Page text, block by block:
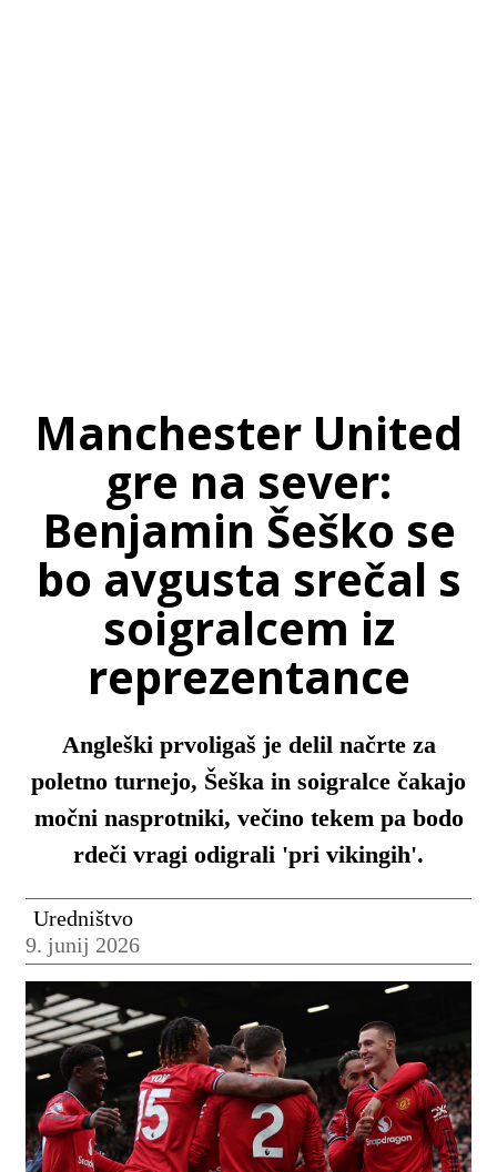
Manchester United
gre na sever:
Benjamin Šeško se
bo avgusta srečal s
soigralcem iz
reprezentance
Angleški prvoligaš je delil načrte za
poletno turnejo, Šeška in soigralce čakajo
močni nasprotniki, večino tekem pa bodo
rdeči vragi odigrali 'pri vikingih'.
Uredništvo
9. junij 2026